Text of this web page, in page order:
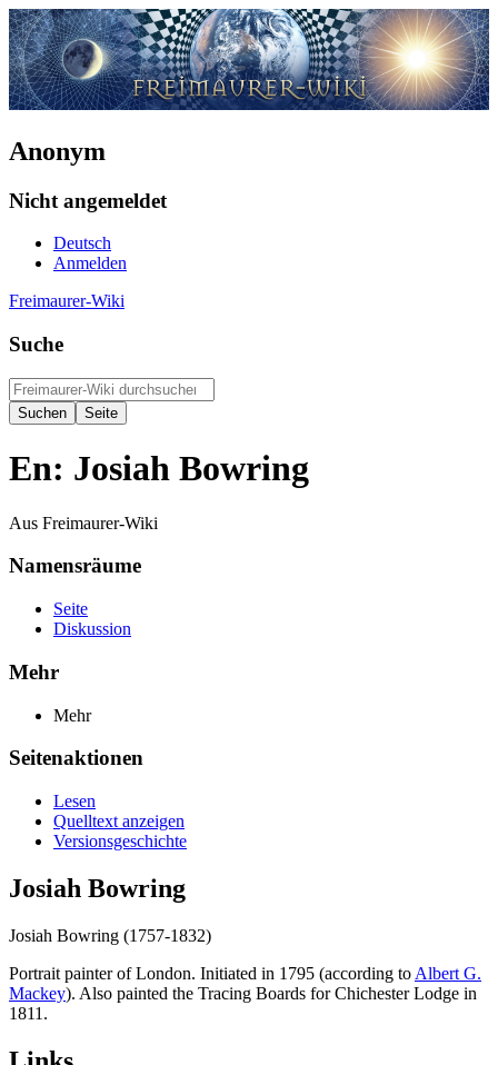
Anonym
Nicht angemeldet
Deutsch
Anmelden
Freimaurer-Wiki
Suche
En: Josiah Bowring
Aus Freimaurer-Wiki
Namensräume
Seite
Diskussion
Mehr
Mehr
Seitenaktionen
Lesen
Quelltext anzeigen
Versionsgeschichte
Josiah Bowring
Josiah Bowring (1757-1832)
Portrait painter of London. Initiated in 1795 (according to Albert G.
Mackey). Also painted the Tracing Boards for Chichester Lodge in
1811.